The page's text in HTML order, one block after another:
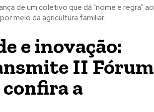
de um coletivo que dá "nome e regra" ao
meio da agricultura familiar.
e inovação:
II Fórum
confira a